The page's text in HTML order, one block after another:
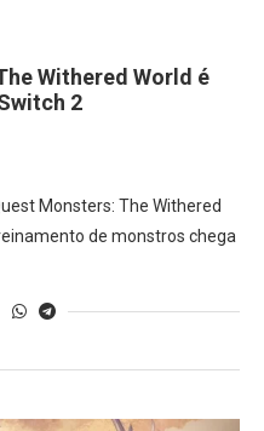
Withered World é
2
Monsters: The Withered
de monstros chega